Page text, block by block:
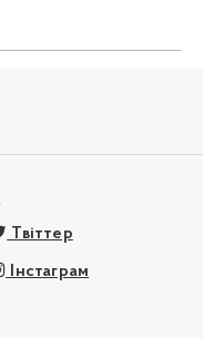
Твіттер
Інстаграм